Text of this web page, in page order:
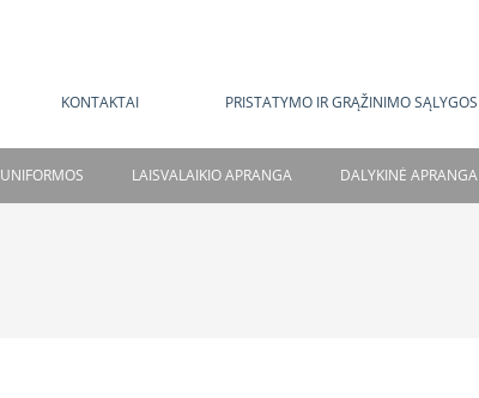
KONTAKTAI PRISTATYMO IR GRĄŽINIMO SĄLYGOS
UNIFORMOS LAISVALAIKIO APRANGA DALYKINĖ APRANGA